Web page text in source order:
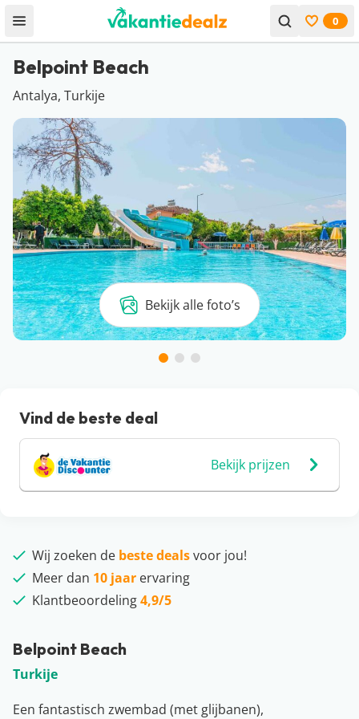
Open menu Bekijk
0
Belpoint Beach
Antalya, Turkije
Bekijk alle foto’s
Belpoint Beach
Turkije
Een fantastisch zwembad (met glijbanen),
Vind de beste deal
Bekijk prijzen
Wij zoeken de beste dealsvoor jou!
Meer dan 10 jaar ervaring
Klantbeoordeling4,9/5